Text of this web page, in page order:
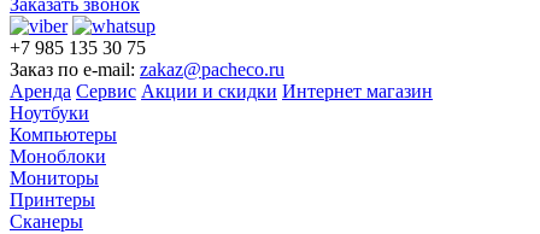
Заказать звонок
+7 985 135 30 75
Заказ по e-mail: zakaz@pacheco.ru
Аренда Сервис Акции и скидки Интернет магазин
Ноутбуки
Компьютеры
Моноблоки
Мониторы
Принтеры
Сканеры